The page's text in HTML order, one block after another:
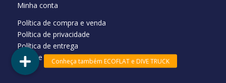
Minha conta
Política de compra e venda
Política de privacidade
Política de entrega
Troca e devoluções